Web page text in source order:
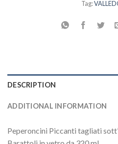
Tag:
DESCRIPTION
ADDITIONAL INFORMATION
Peperoncini Piccanti tagliati